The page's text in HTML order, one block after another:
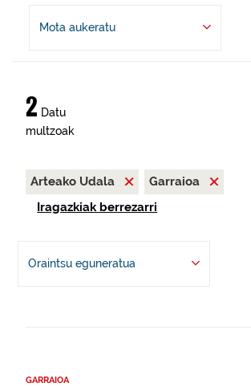
Mota aukeratu
2 Datu
multzoak
Arteako Udala
Garraioa
Iragazkiak berrezarri
Oraintsu eguneratua
GARRAIOA